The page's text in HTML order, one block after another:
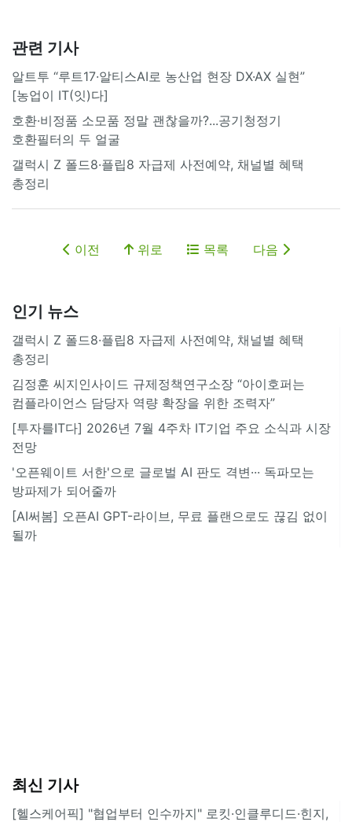
관련 기사
알트투 “루트17·알티스AI로 농산업 현장 DX·AX 실현”
[농업이 IT(잇)다]
호환·비정품 소모품 정말 괜찮을까?...공기청정기
호환필터의 두 얼굴
갤럭시 Z 폴드8·플립8 자급제 사전예약, 채널별 혜택
총정리
이전 위로 목록 다음
인기 뉴스
갤럭시 Z 폴드8·플립8 자급제 사전예약, 채널별 혜택
총정리
김정훈 씨지인사이드 규제정책연구소장 “아이호퍼는
컴플라이언스 담당자 역량 확장을 위한 조력자”
[투자를IT다] 2026년 7월 4주차 IT기업 주요 소식과 시장
전망
'오픈웨이트 서한'으로 글로벌 AI 판도 격변··· 독파모는
방파제가 되어줄까
[AI써봄] 오픈AI GPT-라이브, 무료 플랜으로도 끊김 없이
될까
최신 기사
[헬스케어픽] "협업부터 인수까지" 로킷·인클루디드·힌지,